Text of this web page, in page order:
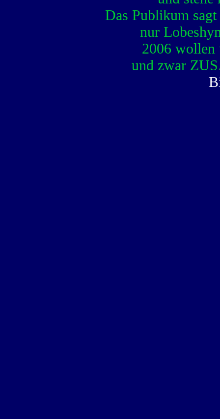
Das Publikum
nur
2006 wollen
und zwar